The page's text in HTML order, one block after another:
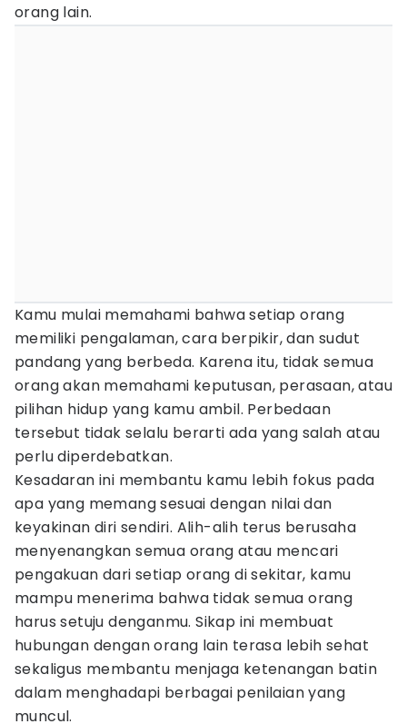
orang lain.
Kamu mulai memahami bahwa setiap orang
memiliki pengalaman, cara berpikir, dan sudut
pandang yang berbeda. Karena itu, tidak semua
orang akan memahami keputusan, perasaan, atau
pilihan hidup yang kamu ambil. Perbedaan
tersebut tidak selalu berarti ada yang salah atau
perlu diperdebatkan.
Kesadaran ini membantu kamu lebih fokus pada
apa yang memang sesuai dengan nilai dan
keyakinan diri sendiri. Alih-alih terus berusaha
menyenangkan semua orang atau mencari
pengakuan dari setiap orang di sekitar, kamu
mampu menerima bahwa tidak semua orang
harus setuju denganmu. Sikap ini membuat
hubungan dengan orang lain terasa lebih sehat
sekaligus membantu menjaga ketenangan batin
dalam menghadapi berbagai penilaian yang
muncul.